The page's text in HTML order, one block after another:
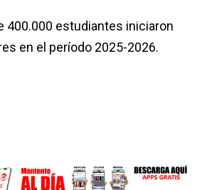
400.000 estudiantes iniciaron
en el período 2025-2026.